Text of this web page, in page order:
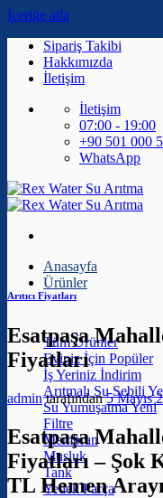
İçeriğe atla
Sipariş Takibi
Hakkımızda
İletişim
İletişim
07:00 - 19:00
+90 501 000
WhatsApp
Anasayfa
Ürünler
Tüm Ürünler
Eviniz İçin
İş Yeriniz
Arıtmalı Su Sebili
Su Yumuşatma
Filtre
Membran
Musluk
Tank
Yedek Parça
Arıtıcı Fiyatları
Esatpaşa
Fiyatları
admintarafından 5 Mayıs
Esatpaşa
Fiyatları – Şok
TL Hemen